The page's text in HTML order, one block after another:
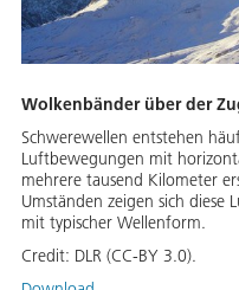
Wolkenbänder über der
Schwerewellen entstehen
Luftbewegungen mit
mehrere tausend Kilometer
Umständen zeigen sich
mit typischer Wellenform.
Credit: DLR (CC-BY 3.0).